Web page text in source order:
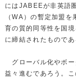
にはJABEEが非英語
（WA）の暫定加盟
育の質的同等性を国
に締結されたものであ
グローバル化やボー
益々進むであろう。